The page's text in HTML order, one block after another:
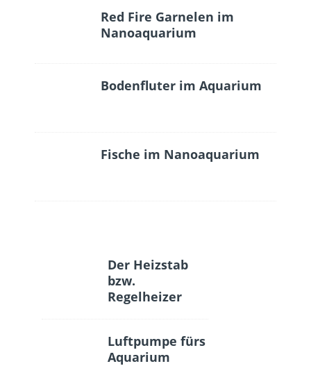
Red Fire Garnelen im
Nanoaquarium
Bodenfluter im Aquarium
Fische im Nanoaquarium
Der Heizstab
bzw.
Regelheizer
Luftpumpe fürs
Aquarium